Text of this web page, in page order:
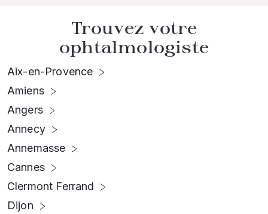
Trouvez votre
ophtalmologiste
Aix-en-Provence
Amiens
Angers
Annecy
Annemasse
Cannes
Clermont Ferrand
Dijon